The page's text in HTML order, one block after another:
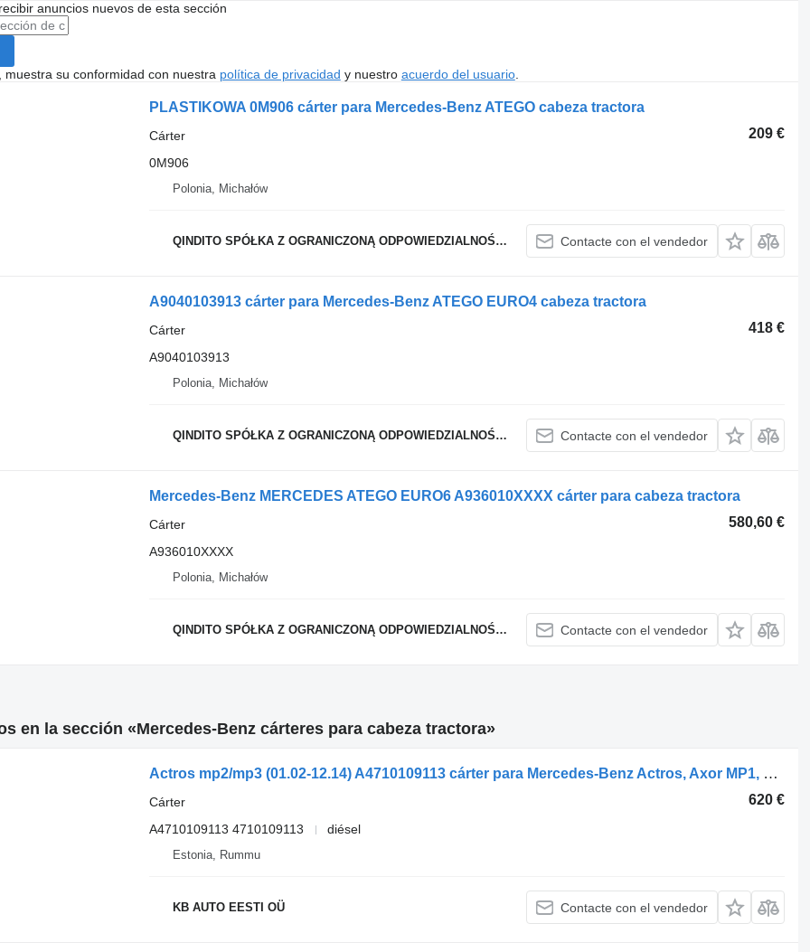
anuncios nuevos de esta sección
muestra su conformidad con nuestra política de privacidad y nuestro acuerdo del usuario.
PLASTIKOWA 0M906 cárter para Mercedes-Benz ATEGO cabeza tractora
209 €
Cárter
0M906
Polonia, Michałów
QINDITO SPÓŁKA Z OGRANICZONĄ ODPOWIEDZIALNOŚCIĄ Contacte con el vendedor
A9040103913 cárter para Mercedes-Benz ATEGO EURO4 cabeza tractora
418 €
Cárter
A9040103913
Polonia, Michałów
QINDITO SPÓŁKA Z OGRANICZONĄ ODPOWIEDZIALNOŚCIĄ Contacte con el vendedor
Mercedes-Benz MERCEDES ATEGO EURO6 A936010XXXX cárter para cabeza tractora
580,60 €
Cárter
A936010XXXX
Polonia, Michałów
QINDITO SPÓŁKA Z OGRANICZONĄ ODPOWIEDZIALNOŚCIĄ Contacte con el vendedor
en la sección «Mercedes-Benz cárteres para cabeza tractora»
Actros mp2/mp3 (01.02-12.14) A4710109113 cárter para Mercedes-Benz Actros, Axor MP1, MP2, MP3 (1996-2014) cabeza tractora
620 €
Cárter
A4710109113 4710109113
diésel
Estonia, Rummu
KB AUTO EESTI OÜ Contacte con el vendedor